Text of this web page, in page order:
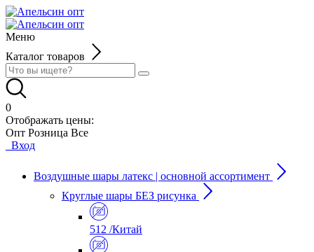
Меню
Каталог товаров
0
Отображать цены:
Опт Розница Все
Вход
Воздушные шары латекс | основной ассортимент
Круглые шары БЕЗ рисунка
512 /Китай